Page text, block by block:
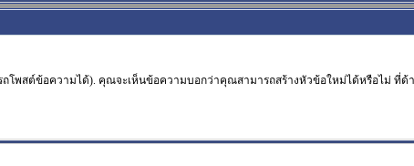
พสต์ข้อความได้). คุณจะเห็นข้อความบอกว่าคุณสามารถสร้างหัวข้อใหม่ได้หรือไม่ ที่ด้